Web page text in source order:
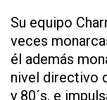
Su equipo
veces
él además
nivel directivo
y 80´s, e